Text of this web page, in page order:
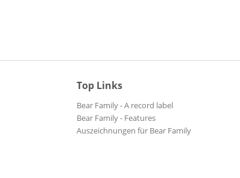
Top Links
Bear Family - A record label
Bear Family - Features
Auszeichnungen für Bear Family